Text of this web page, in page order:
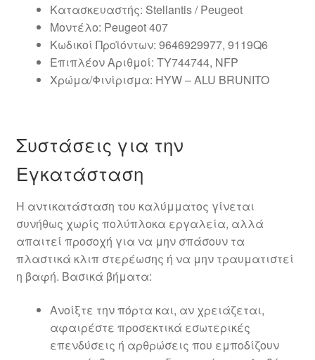
Κατασκευαστής: Stellantis / Peugeot
Μοντέλο: Peugeot 407
Κωδικοί Προϊόντων: 9646929977, 9119Q6
Επιπλέον Αριθμοί: TY744744, NFP
Χρώμα/Φινίρισμα: HYW – ALU BRUNITO
Συστάσεις για την
Εγκατάσταση
Η αντικατάσταση του καλύμματος γίνεται
συνήθως χωρίς πολύπλοκα εργαλεία, αλλά
απαιτεί προσοχή για να μην σπάσουν τα
πλαστικά κλιπ στερέωσης ή να μην τραυματιστεί
η βαφή. Βασικά βήματα:
Ανοίξτε την πόρτα και, αν χρειάζεται,
αφαιρέστε προσεκτικά εσωτερικές
επενδύσεις ή αρθρώσεις που εμποδίζουν